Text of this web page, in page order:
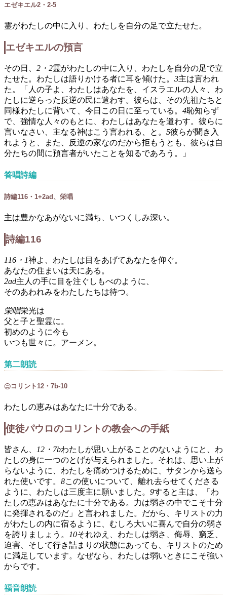
エゼキエル2・2-5
霊がわたしの中に入り、わたしを自分の足で立たせた。
エゼキエルの預言
その日、 2・2霊がわたしの中に入り、わたしを自分の足で立
たせた。わたしは語りかける者に耳を傾けた。 3主は言われ
た。「人の子よ、わたしはあなたを、イスラエルの人々、わ
たしに逆らった反逆の民に遣わす。彼らは、その先祖たちと
同様わたしに背いて、今日この日に至っている。 4恥知らず
で、強情な人々のもとに、わたしはあなたを遣わす。彼らに
言いなさい、主なる神はこう言われる、と。 5彼らが聞き入
れようと、また、反逆の家なのだから拒もうとも、彼らは自
分たちの間に預言者がいたことを知るであろう。」
答唱詩編
詩編116・1+2ad、栄唱
主は豊かなあがないに満ち、いつくしみ深い。
詩編116
116・1神よ、わたしは目をあげてあなたを仰ぐ。
あなたの住まいは天にある。
2ad主人の手に目を注ぐしもべのように、
そのあわれみをわたしたちは待つ。
栄唱栄光は
父と子と聖霊に。
初めのように今も
いつも世々に。アーメン。
第二朗読
㋥コリント12・7b-10
わたしの恵みはあなたに十分である。
使徒パウロのコリントの教会への手紙
皆さん、 12・7bわたしが思い上がることのないようにと、わ
たしの身に一つのとげが与えられました。それは、思い上が
らないように、わたしを痛めつけるために、サタンから送ら
れた使いです。 8この使いについて、離れ去らせてくださる
ように、わたしは三度主に願いました。 9すると主は、「わ
たしの恵みはあなたに十分である。力は弱さの中でこそ十分
に発揮されるのだ」と言われました。だから、キリストの力
がわたしの内に宿るように、むしろ大いに喜んで自分の弱さ
を誇りましょう。 10それゆえ、わたしは弱さ、侮辱、窮乏、
迫害、そして行き詰まりの状態にあっても、キリストのため
に満足しています。なぜなら、わたしは弱いときにこそ強い
からです。
福音朗読